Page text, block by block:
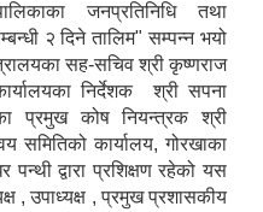
जनप्रतिनिधि तथा
२ दिने तालिम" सम्पन्न भयो
सह-सचिव श्री कृष्णराज
निर्देशक श्री सपना
प्रमुख कोष नियन्त्रक श्री
समितिको कार्यालय, गोरखाका
पन्थी द्वारा प्रशिक्षण रहेको यस
, उपाध्यक्ष , प्रमुख प्रशासकीय